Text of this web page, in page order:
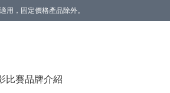
用，固定價格產品除外。
比賽品牌介紹